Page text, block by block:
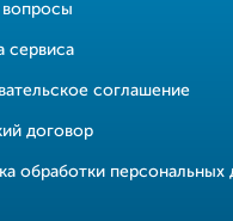
сервиса
соглашение
договор
обработки персональных